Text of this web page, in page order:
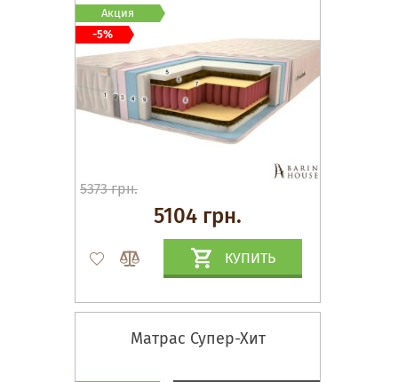
5373 грн.
5104 грн.
КУПИТЬ
Акция
-5%
Матрас Супер-Хит